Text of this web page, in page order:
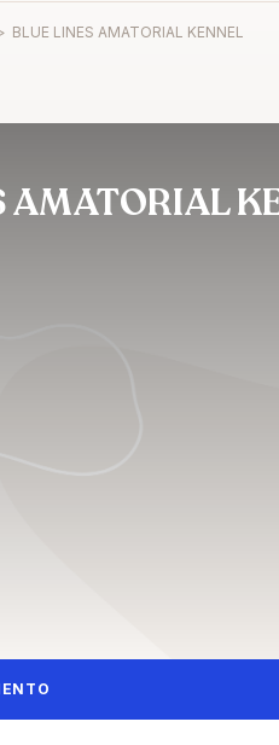
BLUE LINES AMATORIAL KENNEL
AMATORIAL